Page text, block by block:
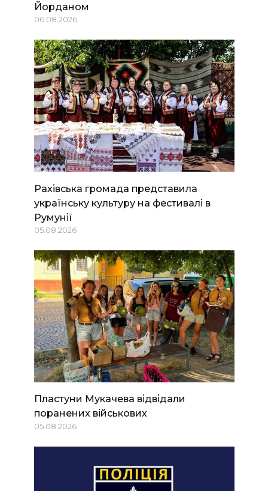
Йорданом
06.08.2026
Рахівська громада представила
українську культуру на фестивалі в
Румунії
05.08.2026
Пластуни Мукачева відвідали
поранених військових
05.08.2026